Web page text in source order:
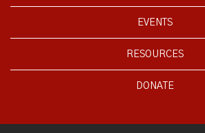
EVENTS
RESOURCES
DONATE